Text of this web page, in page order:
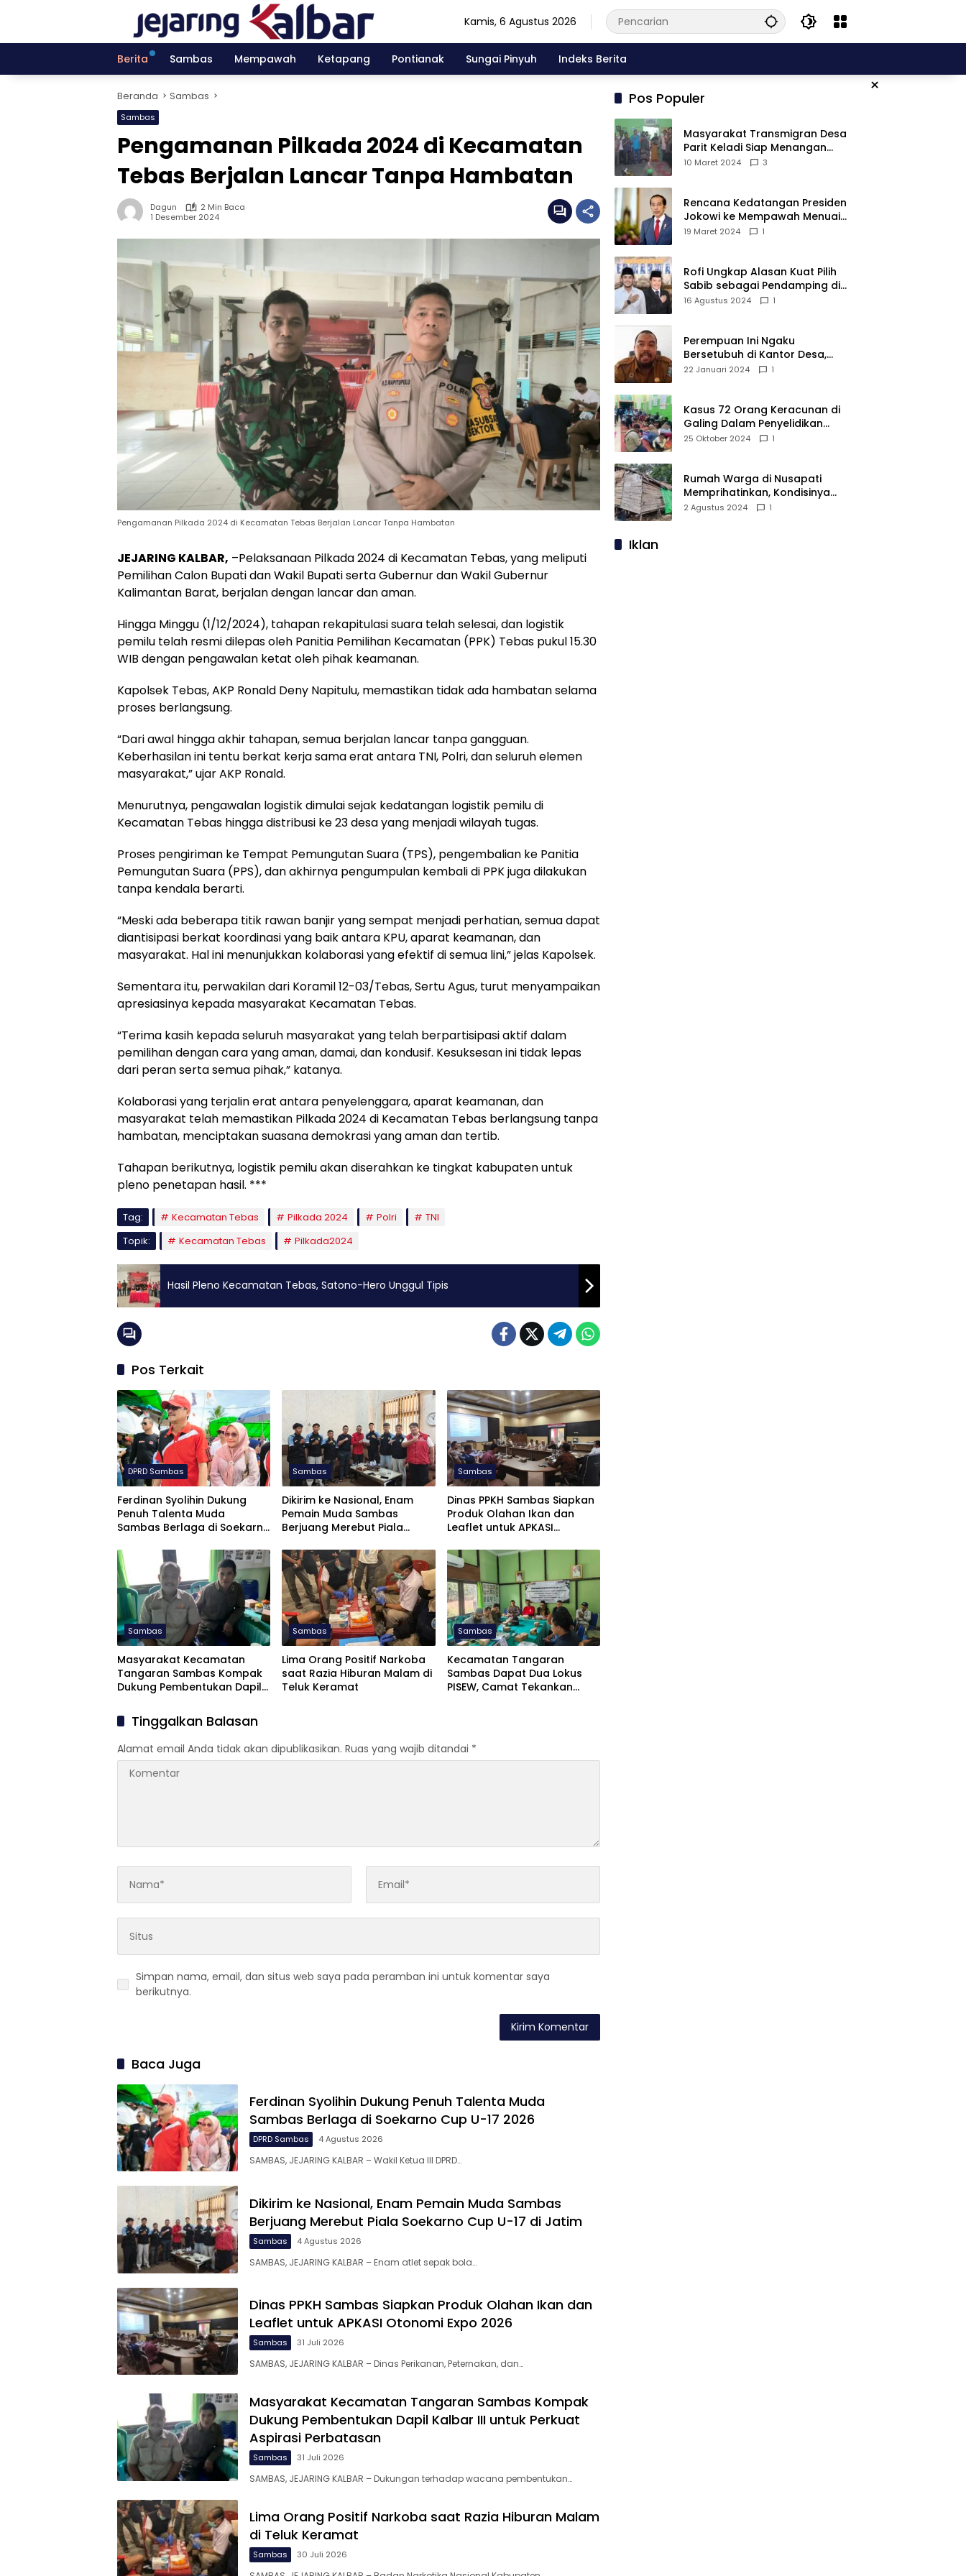
Kamis, 6 Agustus 2026
Berita Sambas Mempawah Ketapang Pontianak Sungai Pinyuh Indeks Berita
×
Beranda Sambas
Sambas
Pengamanan Pilkada 2024 di Kecamatan
Tebas Berjalan Lancar Tanpa Hambatan
Dagun
2 Min Baca
1 Desember 2024
Pengamanan Pilkada 2024 di Kecamatan Tebas Berjalan Lancar Tanpa Hambatan
JEJARING KALBAR, –Pelaksanaan Pilkada 2024 di Kecamatan Tebas, yang meliputi
Pemilihan Calon Bupati dan Wakil Bupati serta Gubernur dan Wakil Gubernur
Kalimantan Barat, berjalan dengan lancar dan aman.
Hingga Minggu (1/12/2024), tahapan rekapitulasi suara telah selesai, dan logistik
pemilu telah resmi dilepas oleh Panitia Pemilihan Kecamatan (PPK) Tebas pukul 15.30
WIB dengan pengawalan ketat oleh pihak keamanan.
Kapolsek Tebas, AKP Ronald Deny Napitulu, memastikan tidak ada hambatan selama
proses berlangsung.
“Dari awal hingga akhir tahapan, semua berjalan lancar tanpa gangguan.
Keberhasilan ini tentu berkat kerja sama erat antara TNI, Polri, dan seluruh elemen
masyarakat,” ujar AKP Ronald.
Menurutnya, pengawalan logistik dimulai sejak kedatangan logistik pemilu di
Kecamatan Tebas hingga distribusi ke 23 desa yang menjadi wilayah tugas.
Proses pengiriman ke Tempat Pemungutan Suara (TPS), pengembalian ke Panitia
Pemungutan Suara (PPS), dan akhirnya pengumpulan kembali di PPK juga dilakukan
tanpa kendala berarti.
“Meski ada beberapa titik rawan banjir yang sempat menjadi perhatian, semua dapat
diantisipasi berkat koordinasi yang baik antara KPU, aparat keamanan, dan
masyarakat. Hal ini menunjukkan kolaborasi yang efektif di semua lini,” jelas Kapolsek.
Sementara itu, perwakilan dari Koramil 12-03/Tebas, Sertu Agus, turut menyampaikan
apresiasinya kepada masyarakat Kecamatan Tebas.
“Terima kasih kepada seluruh masyarakat yang telah berpartisipasi aktif dalam
pemilihan dengan cara yang aman, damai, dan kondusif. Kesuksesan ini tidak lepas
dari peran serta semua pihak,” katanya.
Kolaborasi yang terjalin erat antara penyelenggara, aparat keamanan, dan
masyarakat telah memastikan Pilkada 2024 di Kecamatan Tebas berlangsung tanpa
hambatan, menciptakan suasana demokrasi yang aman dan tertib.
Tahapan berikutnya, logistik pemilu akan diserahkan ke tingkat kabupaten untuk
pleno penetapan hasil. ***
Tag: Kecamatan Tebas Pilkada 2024 Polri
TNI
Topik:
Kecamatan Tebas Pilkada2024
Hasil Pleno Kecamatan Tebas, Satono-Hero Unggul Tipis
Pos Terkait
DPRD Sambas
Ferdinan Syolihin Dukung
Penuh Talenta Muda
Sambas Berlaga di Soekarno
Sambas
Dikirim ke Nasional, Enam
Pemain Muda Sambas
Berjuang Merebut Piala
Sambas
Dinas PPKH Sambas Siapkan
Produk Olahan Ikan dan
Leaflet untuk APKASI
Sambas
Masyarakat Kecamatan
Tangaran Sambas Kompak
Dukung Pembentukan Dapil
Aspirasi Perbatasan
Sambas
Lima Orang Positif Narkoba
saat Razia Hiburan Malam di
Teluk Keramat
Sambas
Kecamatan Tangaran
Sambas Dapat Dua Lokus
PISEW, Camat Tekankan
Tinggalkan Balasan
Alamat email Anda tidak akan dipublikasikan. Ruas yang wajib ditandai *
Simpan nama, email, dan situs web saya pada peramban ini untuk komentar saya
berikutnya.
Baca Juga
Ferdinan Syolihin Dukung Penuh Talenta Muda
Sambas Berlaga di Soekarno Cup U-17 2026
DPRD Sambas 4 Agustus 2026
SAMBAS, JEJARING KALBAR – Wakil Ketua III DPRD…
Dikirim ke Nasional, Enam Pemain Muda Sambas
Berjuang Merebut Piala Soekarno Cup U-17 di Jatim
Sambas 4 Agustus 2026
SAMBAS, JEJARING KALBAR – Enam atlet sepak bola…
Dinas PPKH Sambas Siapkan Produk Olahan Ikan dan
Leaflet untuk APKASI Otonomi Expo 2026
Sambas 31 Juli 2026
SAMBAS, JEJARING KALBAR – Dinas Perikanan, Peternakan, dan…
Masyarakat Kecamatan Tangaran Sambas Kompak
Dukung Pembentukan Dapil Kalbar III untuk Perkuat
Aspirasi Perbatasan
Sambas 31 Juli 2026
SAMBAS, JEJARING KALBAR – Dukungan terhadap wacana pembentukan…
Lima Orang Positif Narkoba saat Razia Hiburan Malam
di Teluk Keramat
Sambas 30 Juli 2026
Pos Populer
Masyarakat Transmigran Desa
Parit Keladi Siap Menangan
Fauzan-Mirza di Pilkada Kubu
10 Maret 2024 3
Rencana Kedatangan Presiden
Jokowi ke Mempawah Menuai
Pro Kontra, Apa Sebabnya?
19 Maret 2024 1
Rofi Ungkap Alasan Kuat Pilih
Sabib sebagai Pendamping di
Pilkada Sambas
16 Agustus 2024 1
Perempuan Ini Ngaku
Bersetubuh di Kantor Desa,
Kades Pasir Panjang
22 Januari 2024 1
Kasus 72 Orang Keracunan di
Galing Dalam Penyelidikan
Polres Sambas
25 Oktober 2024 1
Rumah Warga di Nusapati
Memprihatinkan, Kondisinya
Nyaris Roboh dan Tidak Layak
2 Agustus 2024 1
Iklan